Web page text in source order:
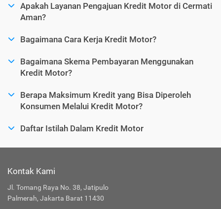
Apakah Layanan Pengajuan Kredit Motor di Cermati
Aman?
Bagaimana Cara Kerja Kredit Motor?
Bagaimana Skema Pembayaran Menggunakan
Kredit Motor?
Berapa Maksimum Kredit yang Bisa Diperoleh
Konsumen Melalui Kredit Motor?
Daftar Istilah Dalam Kredit Motor
Kontak Kami
Jl. Tomang Raya No. 38, Jatipulo
Palmerah, Jakarta Barat 11430